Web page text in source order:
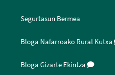
Segurtasun Bermea
Bloga Nafarroako Rural Kutxa
Bloga Gizarte Ekintza